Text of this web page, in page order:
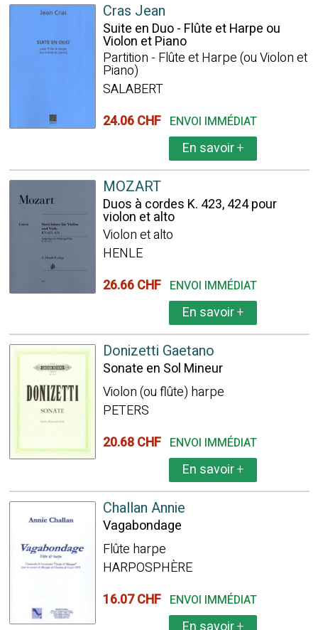
Cras Jean
Suite en Duo - Flûte et Harpe ou
Violon et Piano
Partition - Flûte et Harpe (ou Violon et
Piano)
SALABERT
24.06 CHF ENVOI IMMÉDIAT
En savoir+
MOZART
Duos à cordes K. 423, 424 pour
violon et alto
Violon et alto
HENLE
26.66 CHF ENVOI IMMÉDIAT
En savoir+
Donizetti Gaetano
Sonate en Sol Mineur
Violon (ou flûte) harpe
PETERS
20.68 CHF ENVOI IMMÉDIAT
En savoir+
Challan Annie
Vagabondage
Flûte harpe
HARPOSPHÈRE
16.07 CHF ENVOI IMMÉDIAT